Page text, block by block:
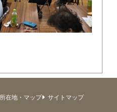
所在地・マップ
サイトマップ